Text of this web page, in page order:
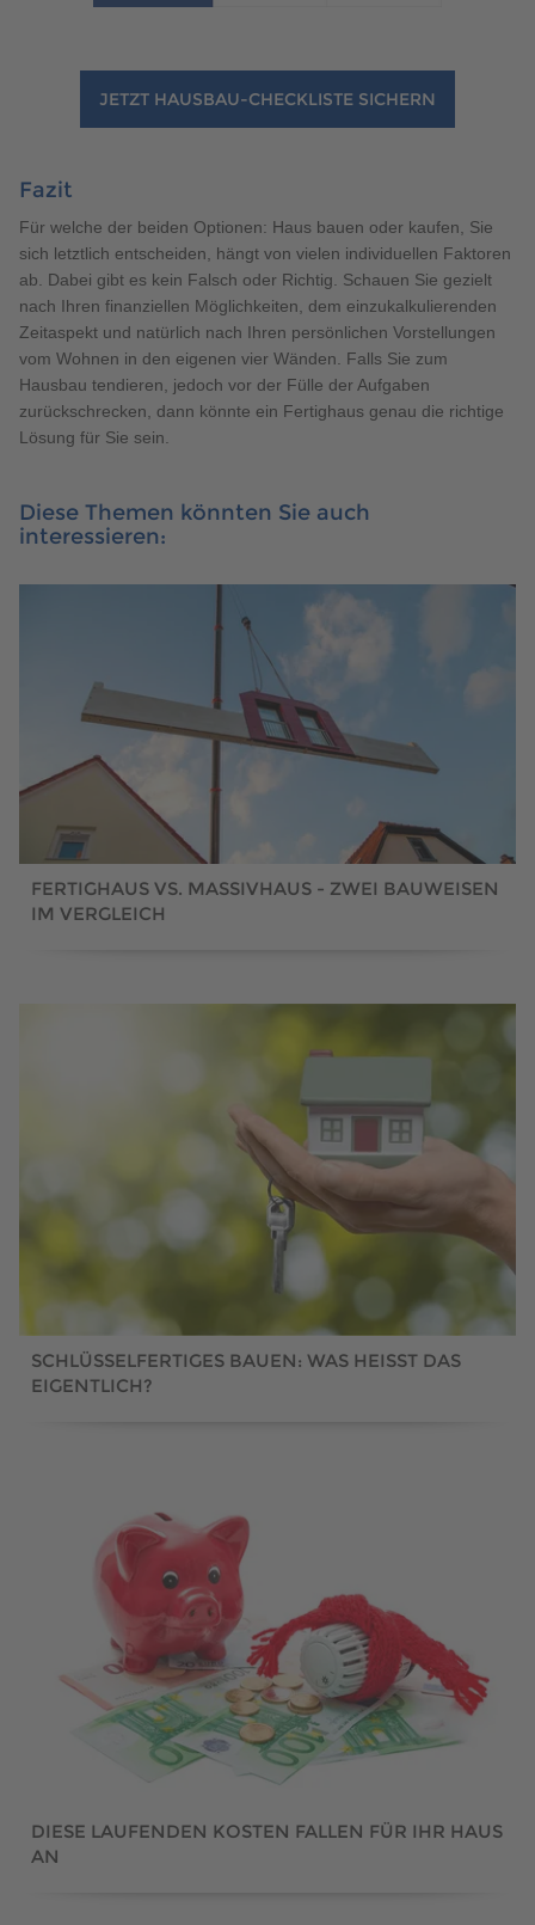
JETZT HAUSBAU-CHECKLISTE SICHERN
Fazit
Für welche der beiden Optionen: Haus bauen oder kaufen, Sie
sich letztlich entscheiden, hängt von vielen individuellen Faktoren
ab. Dabei gibt es kein Falsch oder Richtig. Schauen Sie gezielt
nach Ihren finanziellen Möglichkeiten, dem einzukalkulierenden
Zeitaspekt und natürlich nach Ihren persönlichen Vorstellungen
vom Wohnen in den eigenen vier Wänden. Falls Sie zum
Hausbau tendieren, jedoch vor der Fülle der Aufgaben
zurückschrecken, dann könnte ein Fertighaus genau die richtige
Lösung für Sie sein.
Diese Themen könnten Sie auch
interessieren:
FERTIGHAUS VS. MASSIVHAUS - ZWEI BAUWEISEN
IM VERGLEICH
SCHLÜSSELFERTIGES BAUEN: WAS HEISST DAS
EIGENTLICH?
DIESE LAUFENDEN KOSTEN FALLEN FÜR IHR HAUS
AN